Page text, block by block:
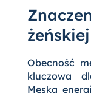
Obecność
kluczowa
Męska